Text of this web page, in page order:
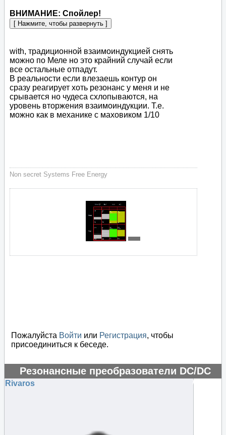
ВНИМАНИЕ: Спойлер!
with, традиционной взаимоиндукцией снять
можно по Меле но это крайний случай если
все остальные отпадут.
В реальности если влезаешь контур он
сразу реагирует хоть резонанс у меня и не
срывается но чудеса схлопываются, на
уровень вторжения взаимоиндукции. Т.е.
можно как в механике с маховиком 1/10
Non secret Systems Free Energy
Пожалуйста Войти или Регистрация, чтобы
присоединиться к беседе.
Резонансные преобразователи DC/DC
#48449
Rivaros